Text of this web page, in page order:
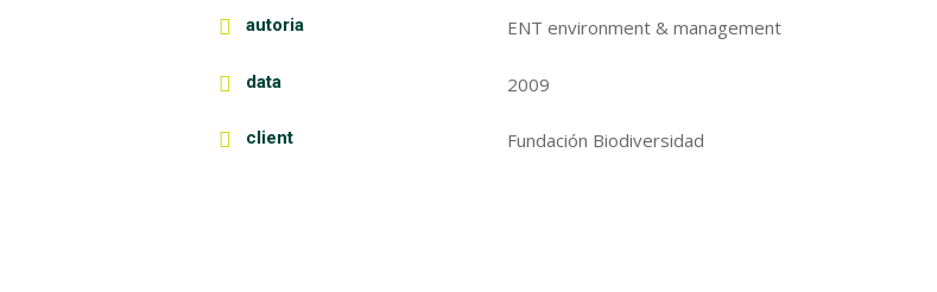
autoria ENT environment & management
data 2009
client Fundación Biodiversidad